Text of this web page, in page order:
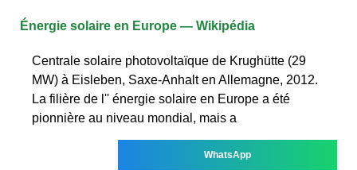
Énergie solaire en Europe — Wikipédia
Centrale solaire photovoltaïque de Krughütte (29
MW) à Eisleben, Saxe-Anhalt en Allemagne, 2012.
La filière de l'' énergie solaire en Europe a été
pionnière au niveau mondial, mais a
WhatsApp